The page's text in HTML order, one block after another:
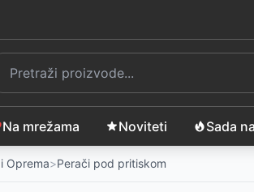
Na mrežama Noviteti Sada
Oprema>Perači pod pritiskom